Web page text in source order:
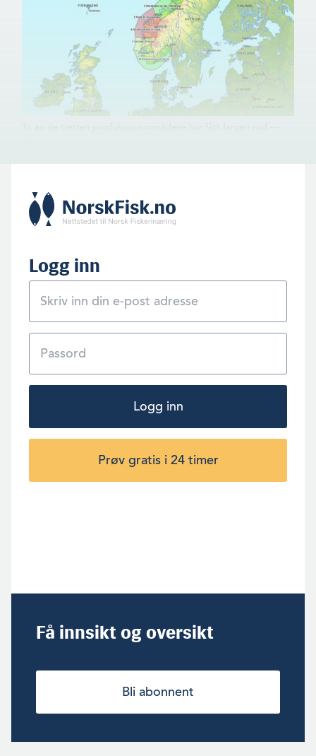
løper fra Karmøy til Nordhordland, er gult.
Logg inn
Logg inn
Prøv gratis i 24 timer
Få innsikt og oversikt
Bli abonnent